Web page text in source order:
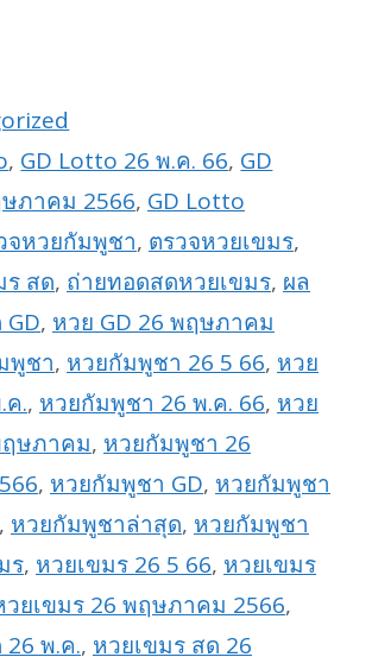
, GD Lotto 26 พ.ค. 66, GD
ภาคม 2566, GD Lotto
จหวยกัมพูชา, ตรวจหวยเขมร,
ร สด, ถ่ายทอดสดหวยเขมร, ผล
, หวย GD 26 พฤษภาคม
พูชา, หวยกัมพูชา 26 5 66, หวย
ค., หวยกัมพูชา 26 พ.ค. 66, หวย
ษภาคม, หวยกัมพูชา 26
, หวยกัมพูชา GD, หวยกัมพูชา
, หวยกัมพูชาล่าสุด, หวยกัมพูชา
ร, หวยเขมร 26 5 66, หวยเขมร
วยเขมร 26 พฤษภาคม 2566,
26 พ.ค., หวยเขมร สด 26